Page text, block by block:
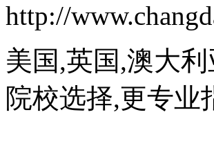
http://
美国,英国,澳大
院校选择,更专业